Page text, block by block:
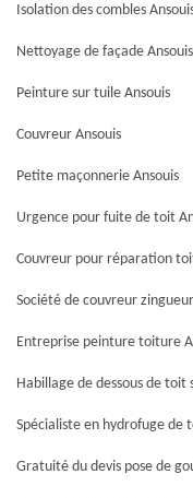
Isolation des combles
Nettoyage de façade Ansouis
Peinture sur tuile Ansouis
Couvreur Ansouis
Petite maçonnerie Ansouis
Urgence pour fuite de toit
Couvreur pour réparation
Société de couvreur
Entreprise peinture toiture
Habillage de dessous de toit
Spécialiste en hydrofuge de
Gratuité du devis pose de